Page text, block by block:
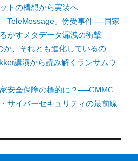
トの構想から実装へ
TeleMessage」傍受事件──国家
がすメタデータ漏洩の衝撃
か、それとも進化しているの
講演から読み解くランサムウ
安全保障の標的に？──CMMC
サイバーセキュリティの最前線